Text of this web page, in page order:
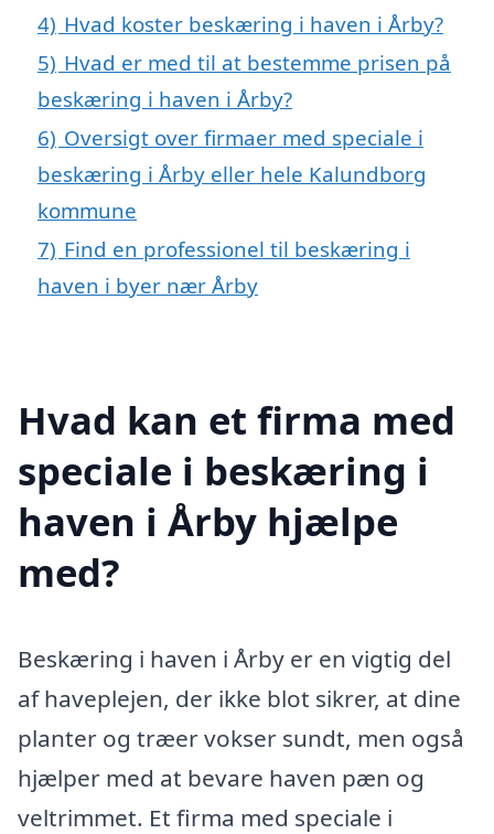
4) Hvad koster beskæring i haven i Årby?
5) Hvad er med til at bestemme prisen på
beskæring i haven i Årby?
6) Oversigt over firmaer med speciale i
beskæring i Årby eller hele Kalundborg
kommune
7) Find en professionel til beskæring i
haven i byer nær Årby
Hvad kan et firma med
speciale i beskæring i
haven i Årby hjælpe
med?
Beskæring i haven i Årby er en vigtig del
af haveplejen, der ikke blot sikrer, at dine
planter og træer vokser sundt, men også
hjælper med at bevare haven pæn og
veltrimmet. Et firma med speciale i